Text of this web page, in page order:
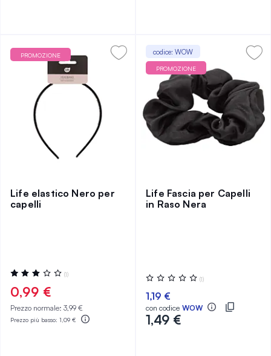
PROMOZIONE
Life elastico Nero per
capelli
Valutazione:
60%
(1)
0,99 €
Prezzo normale: 3,99 €
Prezzo più basso: 1,09 €
codice: WOW
PROMOZIONE
Life Fascia per Capelli
in Raso Nera
Valutazione:
0%
(1)
1,19 €
con codice WOW
1,49 €